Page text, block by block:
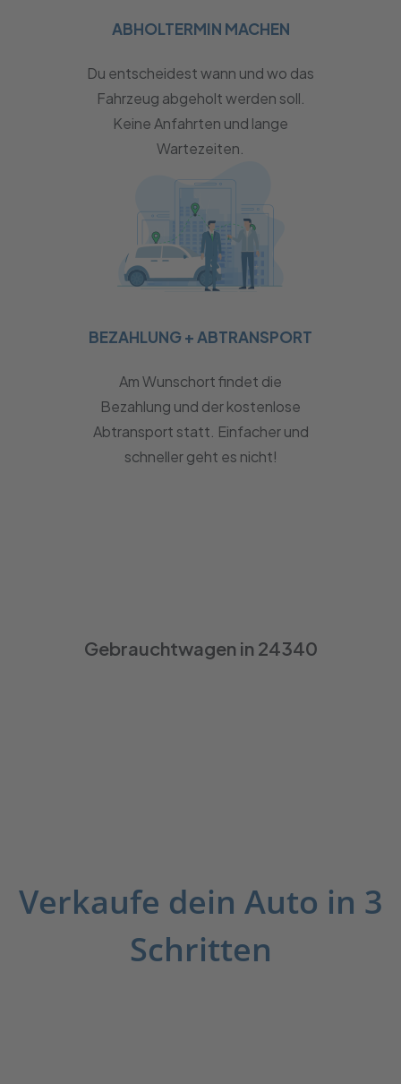
ABHOLTERMIN MACHEN
Du entscheidest wann und wo das
Fahrzeug abgeholt werden soll.
Keine Anfahrten und lange
Wartezeiten.
BEZAHLUNG + ABTRANSPORT
Am Wunschort findet die
Bezahlung und der kostenlose
Abtransport statt. Einfacher und
schneller geht es nicht!
Gebrauchtwagen in 24340
Verkaufe dein Auto in 3
Schritten